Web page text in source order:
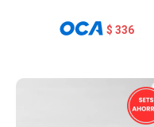
$ 336